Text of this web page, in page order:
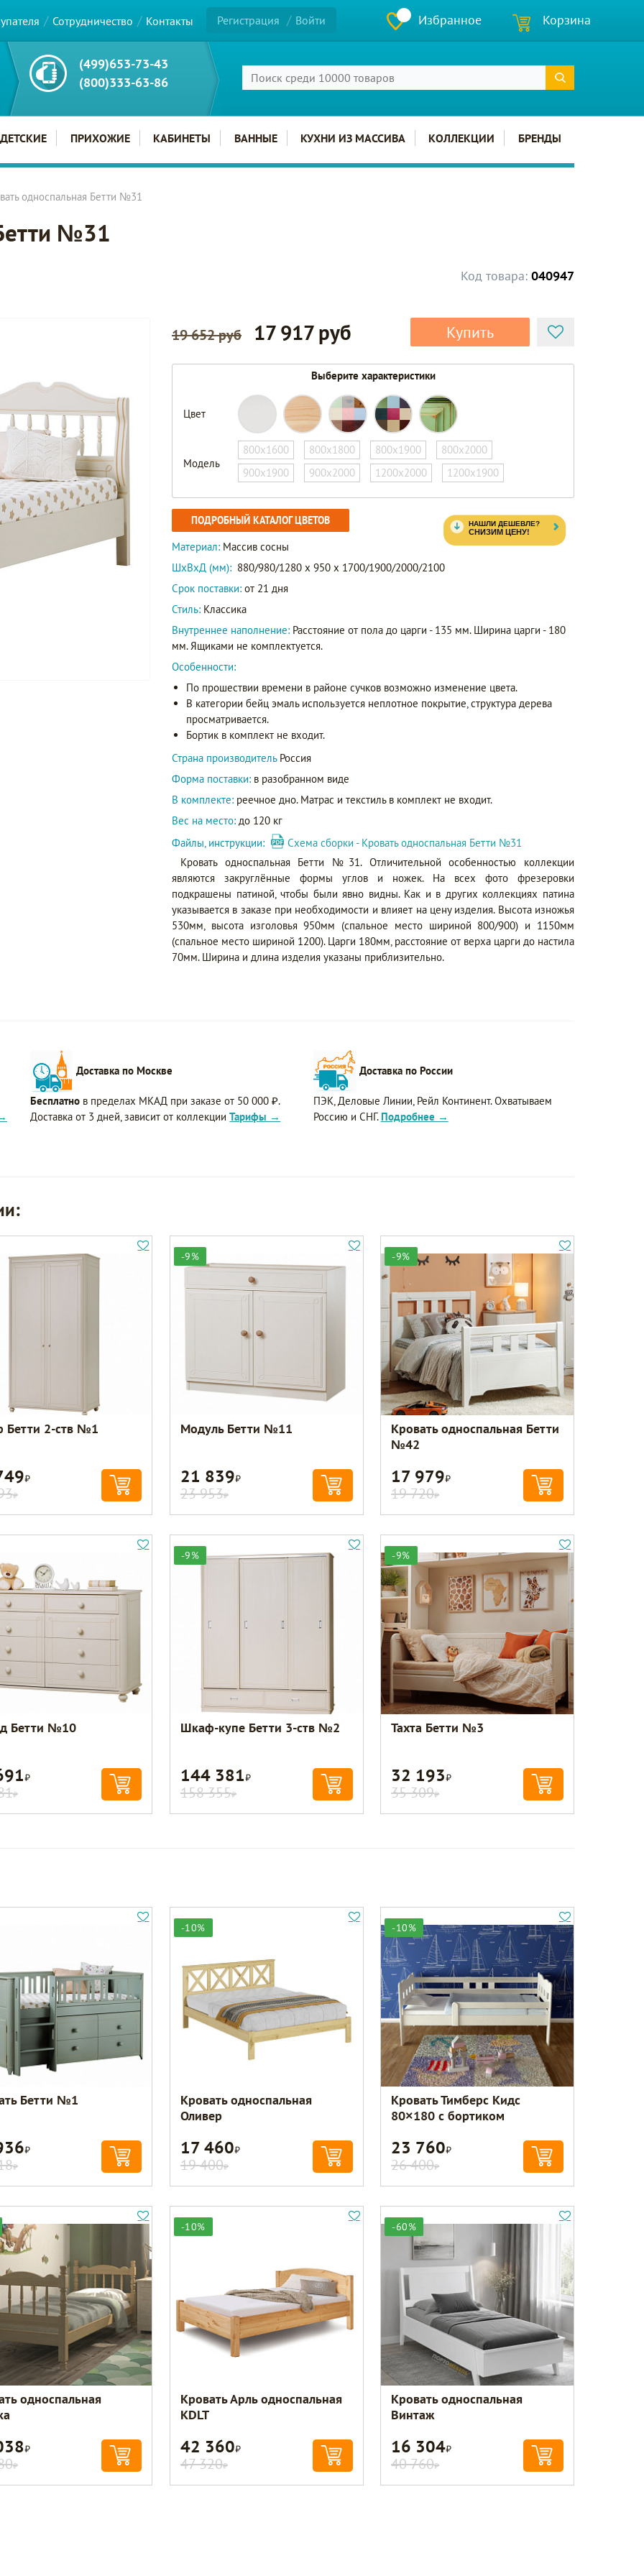
Сотрудничество Контакты Регистрация Войти Избранное Корзина
(499)653-73-43
(800)333-63-86
ДЕТСКИЕ ПРИХОЖИЕ КАБИНЕТЫ ВАННЫЕ КУХНИ ИЗ МАССИВА КОЛЛЕКЦИИ БРЕНДЫ
односпальная Бетти №31
№31
Код товара: 040947
19 652 руб 17 917 руб Купить
Выберите характеристики
Цвет
Модель
800х1600 800х1800 800х1900
800х2000
900х1900
900х2000 1200х2000 1200х1900
ПОДРОБНЫЙ КАТАЛОГ ЦВЕТОВ
Материал: Массив сосны
ШxВxД (мм): 880/980/1280 x 950 x 1700/1900/2000/2100
Срок поставки: от 21 дня
Стиль: Классика
Внутреннее наполнение: Расстояние от пола до царги - 135 мм. Ширина царги - 180
мм. Ящиками не комплектуется.
Особенности:
По прошествии времени в районе сучков возможно изменение цвета.
В категории бейц эмаль используется неплотное покрытие, структура дерева
просматривается.
Бортик в комплект не входит.
Страна производитель Россия
Форма поставки: в разобранном виде
В комплекте: реечное дно. Матрас и текстиль в комплект не входит.
Вес на место: до 120 кг
Файлы, инструкции:
Схема сборки - Кровать односпальная Бетти №31
Кровать односпальная Бетти №31. Отличительной особенностью коллекции
являются закруглённые формы углов и ножек. На всех фото фрезеровки
подкрашены патиной, чтобы были явно видны. Как и в других коллекциях патина
указывается в заказе при необходимости и влияет на цену изделия. Высота изножья
530мм, высота изголовья 950мм (спальное место шириной 800/900) и 1150мм
(спальное место шириной 1200). Царги 180мм, расстояние от верха царги до настила
70мм. Ширина и длина изделия указаны приблизительно.
Доставка по Москве
Бесплатно в пределах МКАД при заказе от 50 000 ₽.
Доставка от 3 дней, зависит от коллекцииТарифы →
Доставка по России
ПЭК, Деловые Линии, Рейл Континент. Охватываем
Россию и СНГ. Подробнее →
2-ств №1
Р
Р
-9%
Модуль Бетти №11
21 839Р
23 953Р
-9%
Кровать односпальная Бетти
№42
17 979Р
19 720Р
Бетти №10
Р
Р
-9%
Шкаф-купе Бетти 3-ств №2
144 381Р
158 355Р
-9%
Тахта Бетти №3
32 193Р
35 309Р
Бетти №1
Р
Р
-10%
Кровать односпальная
Оливер
17 460Р
19 400Р
-10%
Кровать Тимберс Кидс
80×180 с бортиком
23 760Р
26 400Р
односпальная
Р
Р
-10%
Кровать Арль односпальная
KDLT
42 360Р
47 320Р
-60%
Кровать односпальная
Винтаж
16 304Р
40 760Р